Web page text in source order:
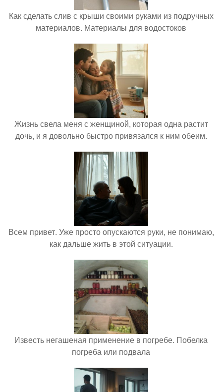
Как сделать слив с крыши своими руками из подручных
материалов. Материалы для водостоков
Жизнь свела меня с женщиной, которая одна растит
дочь, и я довольно быстро привязался к ним обеим.
Всем привет. Уже просто опускаются руки, не понимаю,
как дальше жить в этой ситуации.
Известь негашеная применение в погребе. Побелка
погреба или подвала